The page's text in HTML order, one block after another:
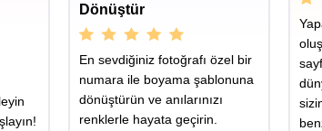
Dönüştür
En sevdiğiniz fotoğrafı özel bir
numara ile boyama şablonuna
dönüştürün ve anılarınızı
renklerle hayata geçirin.